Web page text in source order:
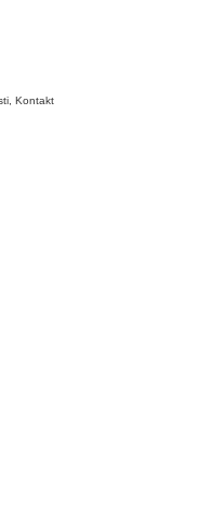
Kontakt